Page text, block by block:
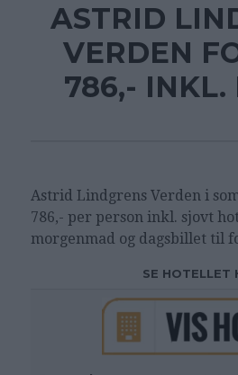
ASTRID
VERDEN
786,- INKL.
Astrid Lindgrens Verden i
786,- per person inkl. sjovt
morgenmad og dagsbillet til
SE HOTELLET